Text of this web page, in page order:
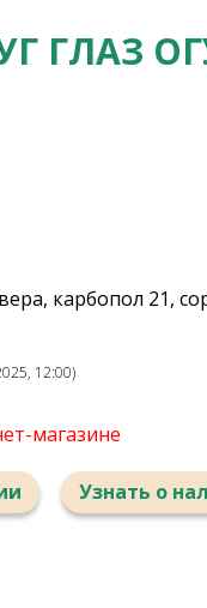
ГЛАЗ
карбопол 21,
12:00)
магазине
Узнать о